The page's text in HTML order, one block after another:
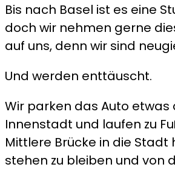
Bis nach Basel ist es eine
doch wir nehmen gerne
auf uns, denn wir sind
Und werden enttäuscht.
Wir parken das Auto
Innenstadt und laufen zu
Mittlere Brücke in die Stadt
stehen zu bleiben und von